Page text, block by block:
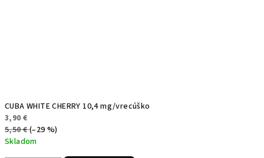
CUBA WHITE CHERRY 10,4 mg/vrecúško
3,90 €
5,50 €(–29 %)
Skladom